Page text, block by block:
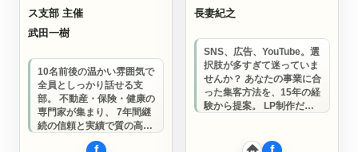
ス支部 主催
武田一樹
10名前後の温かい雰囲気で
全員としっかり話せる支
部。 不動産・保険・健康の
専門家が集まり、 7年間継
続の信頼と実績で質の高い
人脈作りを実現します。
長妻紀之
SNS、広告、YouTube。選
択肢が多すぎて迷っていま
せんか？ あなたの事業に合
った集客方法を、15年の経
験から提案。 LP制作だけ